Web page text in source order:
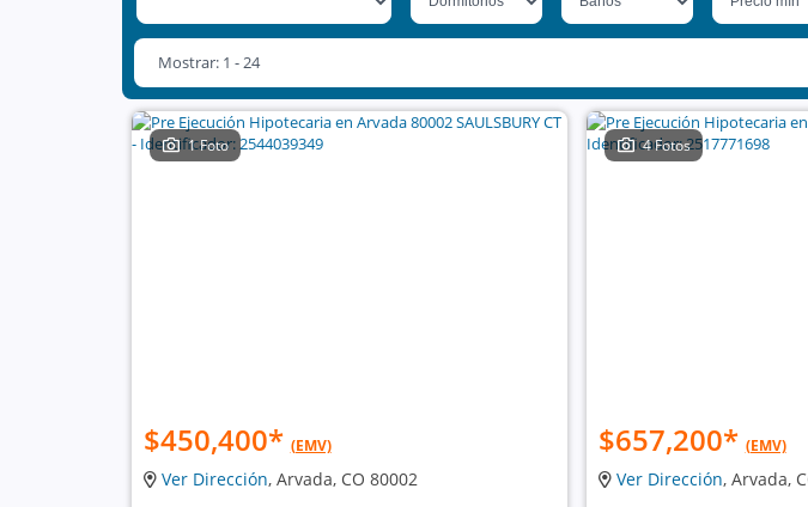
Mostrar: 1 - 24
1 Foto
$450,400* (EMV)
Ver Dirección, Arvada, CO 80002
4 Fotos
$657,200* (EMV)
Ver Dirección, Arvada,